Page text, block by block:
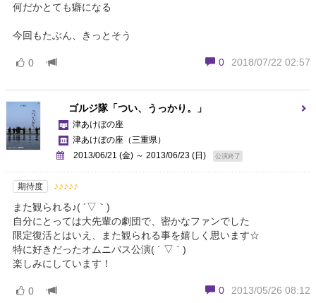
何だかとても癖になる
今回もたぶん、きっとそう
0 2018/07/22 02:57
0
ゴルジ隊「つい、うっかり。」
津あけぼの座
津あけぼの座 （三重県）
2013/06/21 (金) ～ 2013/06/23 (日)
公演終了
期待度
♪♪♪♪♪
また観られる♪( ´▽｀)
自分にとっては大先輩の劇団で、密かなファンでした
限定復活とはいえ、また観られる事を嬉しく思います☆
特に好きだったオムニバス公演( ´ ▽ ` )
楽しみにしています！
0 2013/05/26 08:12
0